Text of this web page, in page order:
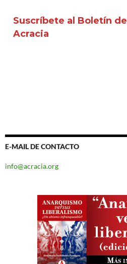
Suscríbete al Boletín de
Acracia
E-MAIL DE CONTACTO
info@acracia.org